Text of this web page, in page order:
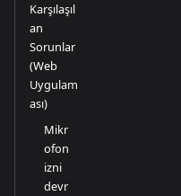
Karşılaşıl
an
Sorunlar
(Web
Uygulam
ası)
Mikr
ofon
izni
devr